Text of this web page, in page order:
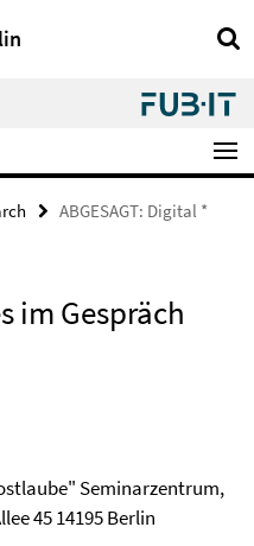
ABGESAGT: Digital *
im Gespräch
Seminarzentrum,
45 14195 Berlin